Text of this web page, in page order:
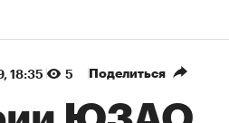
18:35 5 Поделиться